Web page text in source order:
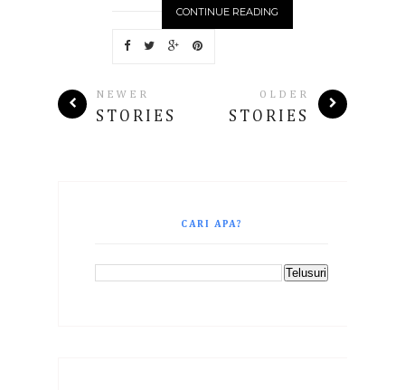
CONTINUE READING
NEWER
STORIES
OLDER
STORIES
CARI APA?